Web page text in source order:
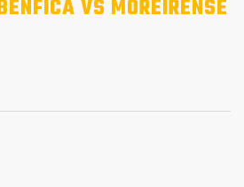
VS MOREIRENSE